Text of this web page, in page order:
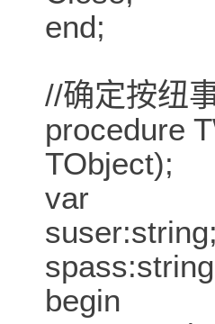
end;
//确定按纽
procedure
TObject);
var
suser:string;
begin